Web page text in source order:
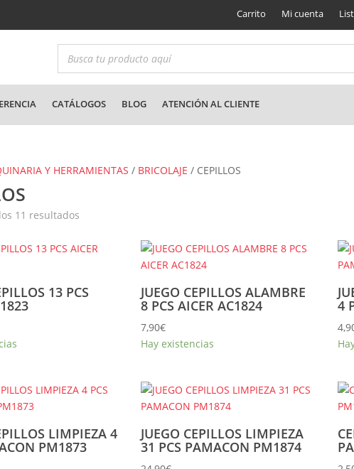
Carrito Mi cuenta
CATÁLOGOS BLOG ATENCIÓN AL CLIENTE
Y HERRAMIENTAS / BRICOLAJE / CEPILLOS
11 resultados
13 PCS JUEGO CEPILLOS ALAMBRE
8 PCS AICER AC1824
7,90€
Hay existencias
4
LIMPIEZA 4
PM1873
JUEGO CEPILLOS LIMPIEZA
31 PCS PAMACON PM1874